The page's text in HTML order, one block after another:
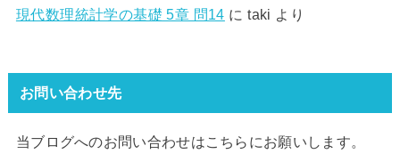
現代数理統計学の基礎 5章 問14 にtaki より
お問い合わせ先
当ブログへのお問い合わせはこちらにお願いします。